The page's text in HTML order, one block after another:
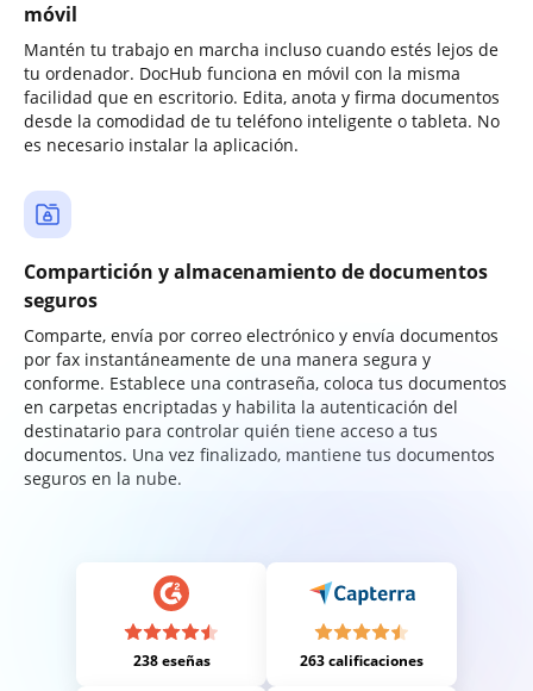
móvil
Mantén tu trabajo en marcha incluso cuando estés lejos de
tu ordenador. DocHub funciona en móvil con la misma
facilidad que en escritorio. Edita, anota y firma documentos
desde la comodidad de tu teléfono inteligente o tableta. No
es necesario instalar la aplicación.
Compartición y almacenamiento de documentos
seguros
Comparte, envía por correo electrónico y envía documentos
por fax instantáneamente de una manera segura y
conforme. Establece una contraseña, coloca tus documentos
en carpetas encriptadas y habilita la autenticación del
destinatario para controlar quién tiene acceso a tus
documentos. Una vez finalizado, mantiene tus documentos
seguros en la nube.
238 eseñas 263 calificaciones